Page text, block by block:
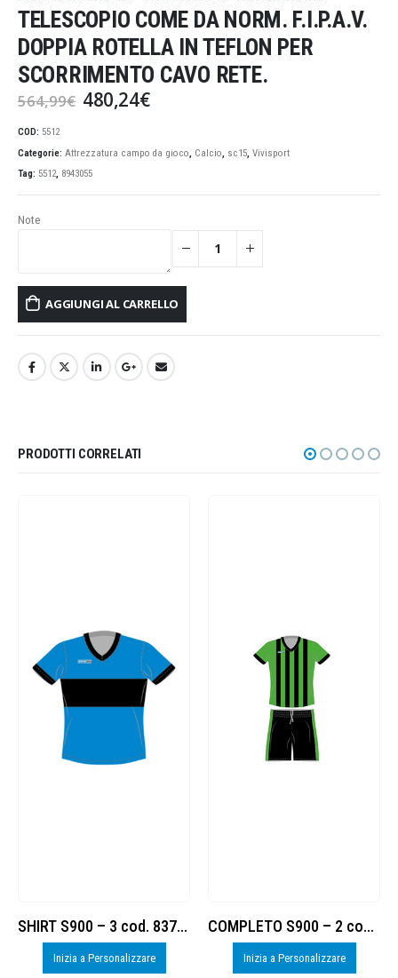
TELESCOPIO COME DA NORM. F.I.P.A.V.
DOPPIA ROTELLA IN TEFLON PER
SCORRIMENTO CAVO RETE.
564,99€ Il
prezzo
era:
564,99€.
480,24€Il
è:
COD: 5512
Categorie: Attrezzatura campo da gioco Calcio sc15 Vivisport
Tag: 5512, 8943055
Note
AGGIUNGI AL CARRELLO
PRODOTTI CORRELATI
SHIRT S900 – 3 cod. 8377885
Inizia a Personalizzare
COMPLETO S900 – 2 cod. 8377884
Inizia a Personalizzare